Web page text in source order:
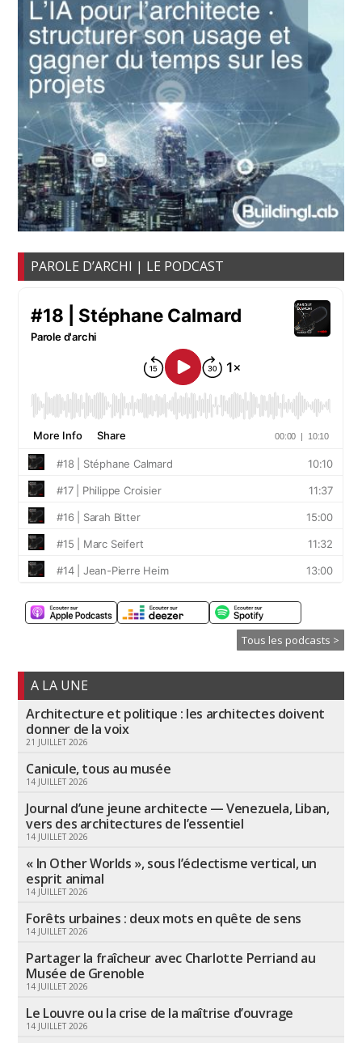
PAROLE D’ARCHI | LE PODCAST
Tous les podcasts >
A LA UNE
Architecture et politique : les architectes doivent
donner de la voix
21 JUILLET 2026
Canicule, tous au musée
14 JUILLET 2026
Journal d’une jeune architecte — Venezuela, Liban,
vers des architectures de l’essentiel
14 JUILLET 2026
« In Other Worlds », sous l’éclectisme vertical, un
esprit animal
14 JUILLET 2026
Forêts urbaines : deux mots en quête de sens
14 JUILLET 2026
Partager la fraîcheur avec Charlotte Perriand au
Musée de Grenoble
14 JUILLET 2026
Le Louvre ou la crise de la maîtrise d’ouvrage
14 JUILLET 2026